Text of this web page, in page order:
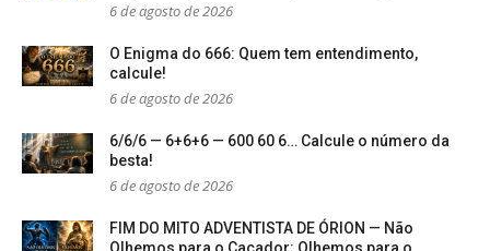
6 de agosto de 2026
O Enigma do 666: Quem tem entendimento,
calcule!
6 de agosto de 2026
6/6/6 — 6+6+6 — 600 60 6… Calcule o número da
besta!
6 de agosto de 2026
FIM DO MITO ADVENTISTA DE ÓRION — Não